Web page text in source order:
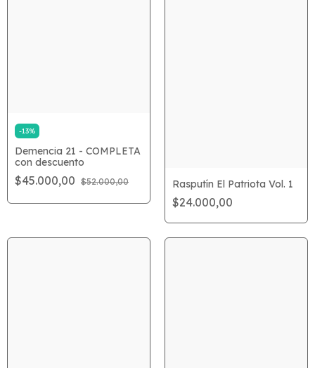
-13%
Demencia 21 - COMPLETA
con descuento
$45.000,00 $52.000,00 Rasputín El Patriota Vol. 1
$24.000,00